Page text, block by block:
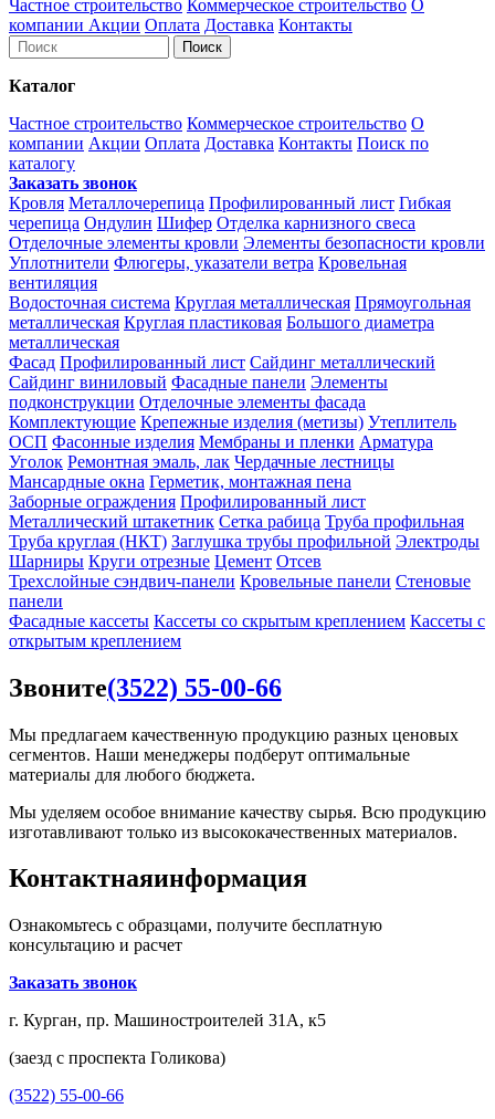
Частное строительство Коммерческое строительство О
компании Акции Оплата Доставка Контакты
Каталог
Частное строительство Коммерческое строительство О
компании Акции Оплата Доставка Контакты Поиск по
каталогу
Заказать звонок
Кровля Металлочерепица Профилированный лист Гибкая
черепица Ондулин Шифер Отделка карнизного свеса
Отделочные элементы кровли Элементы безопасности кровли
Уплотнители Флюгеры, указатели ветра Кровельная
вентиляция
Водосточная система Круглая металлическая Прямоугольная
металлическая Круглая пластиковая Большого диаметра
металлическая
Фасад Профилированный лист Сайдинг металлический
Сайдинг виниловый Фасадные панели Элементы
подконструкции Отделочные элементы фасада
Комплектующие Крепежные изделия (метизы) Утеплитель
ОСП Фасонные изделия Мембраны и пленки Арматура
Уголок Ремонтная эмаль, лак Чердачные лестницы
Мансардные окна Герметик, монтажная пена
Заборные ограждения Профилированный лист
Металлический штакетник Сетка рабица Труба профильная
Труба круглая (НКТ) Заглушка трубы профильной Электроды
Шарниры Круги отрезные Цемент Отсев
Трехслойные сэндвич-панели Кровельные панели Стеновые
панели
Фасадные кассеты Кассеты со скрытым креплением Кассеты с
открытым креплением
Звоните(3522) 55-00-66
Мы предлагаем качественную продукцию разных ценовых
сегментов. Наши менеджеры подберут оптимальные
материалы для любого бюджета.
Мы уделяем особое внимание качеству сырья. Всю продукцию
изготавливают только из высококачественных материалов.
Контактнаяинформация
Ознакомьтесь с образцами, получите бесплатную
консультацию и расчет
Заказать звонок
г. Курган, пр. Машиностроителей 31А, к5
(заезд с проспекта Голикова)
(3522) 55-00-66